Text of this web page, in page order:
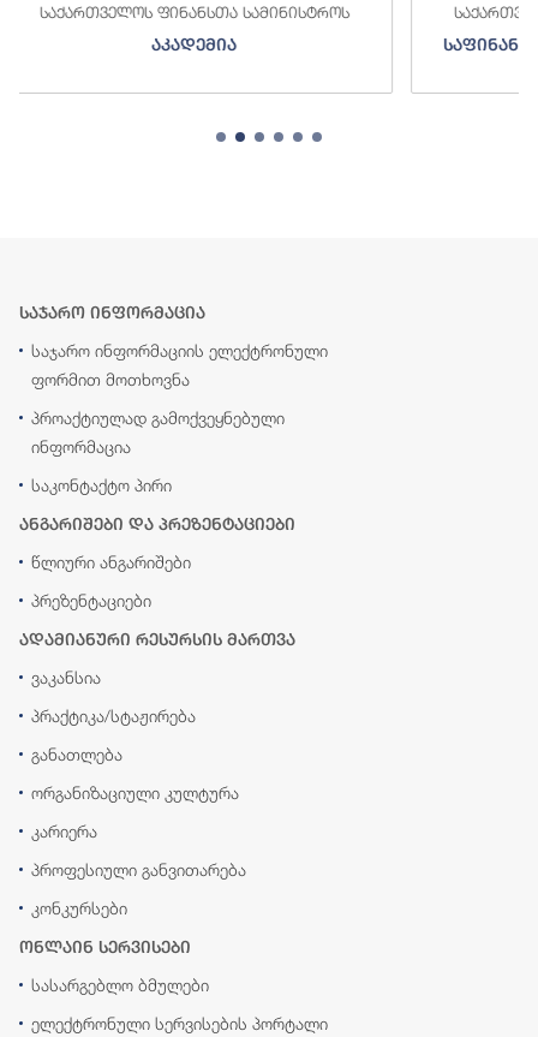
სამინისტროს
საქართველოს ფინანსთა სამინისტროს
საფინანსო-ანალიტიკური
საჯარო ინფორმაცია
საჯარო ინფორმაციის ელექტრონული
ფორმით მოთხოვნა
პროაქტიულად გამოქვეყნებული
ინფორმაცია
საკონტაქტო პირი
ანგარიშები და პრეზენტაციები
წლიური ანგარიშები
პრეზენტაციები
ადამიანური რესურსის მართვა
ვაკანსია
პრაქტიკა/სტაჟირება
განათლება
ორგანიზაციული კულტურა
კარიერა
პროფესიული განვითარება
კონკურსები
ონლაინ სერვისები
სასარგებლო ბმულები
ელექტრონული სერვისების პორტალი